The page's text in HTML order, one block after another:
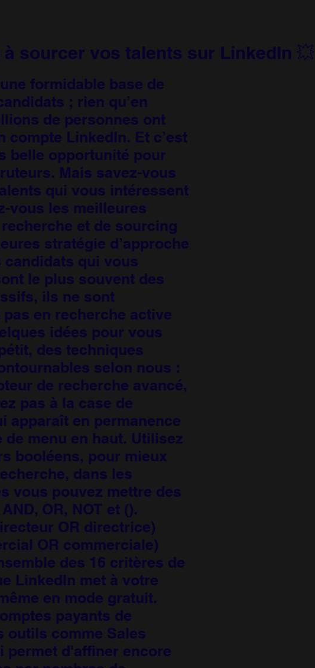
sourcer vos talents sur LinkedIn 💥
formidable base de
; rien qu’en
de personnes ont
compte LinkedIn. Et c’est
belle opportunité pour
Mais savez-vous
qui vous intéressent
vous les meilleures
et de sourcing
stratégie d’approche
candidats qui vous
le plus souvent des
ils ne sont
en recherche active
idées pour vous
des techniques
selon nous :
de recherche avancé,
pas à la case de
apparaît en permanence
de menu en haut. Utilisez
booléens, pour mieux
dans les
vous pouvez mettre des
OR, NOT et ().
OR directrice)
OR commerciale)
des 16 critères de
LinkedIn met à votre
en mode gratuit.
payants de
outils comme Sales
permet d'affiner encore